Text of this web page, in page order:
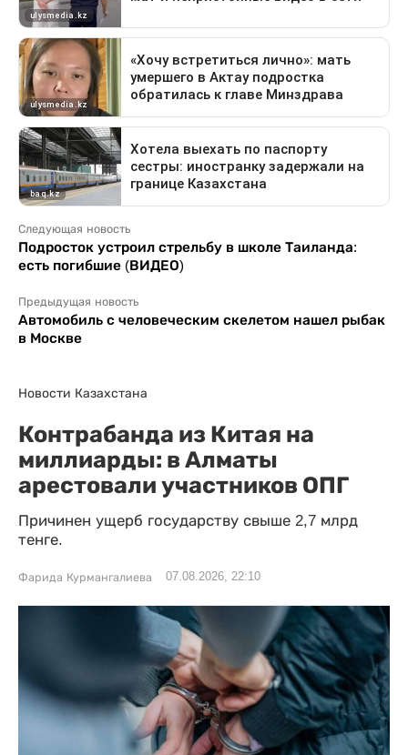
Следующая новость
Подросток устроил стрельбу в школе Таиланда:
есть погибшие (ВИДЕО)
Предыдущая новость
Автомобиль с человеческим скелетом нашел рыбак
в Москве
Новости Казахстана
Контрабанда из Китая на
миллиарды: в Алматы
арестовали участников ОПГ
Причинен ущерб государству свыше 2,7 млрд
тенге.
Фарида Курмангалиева 07.08.2026, 22:10